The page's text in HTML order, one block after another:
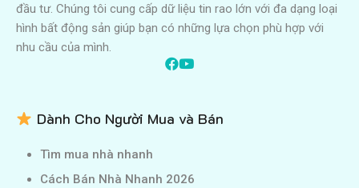
đầu tư. Chúng tôi cung cấp dữ liệu tin rao lớn với đa dạng loại
hình bất động sản giúp bạn có những lựa chọn phù hợp với
nhu cầu của mình.
Dành Cho Người Mua và Bán
Tìm mua nhà nhanh
Cách Bán Nhà Nhanh 2026